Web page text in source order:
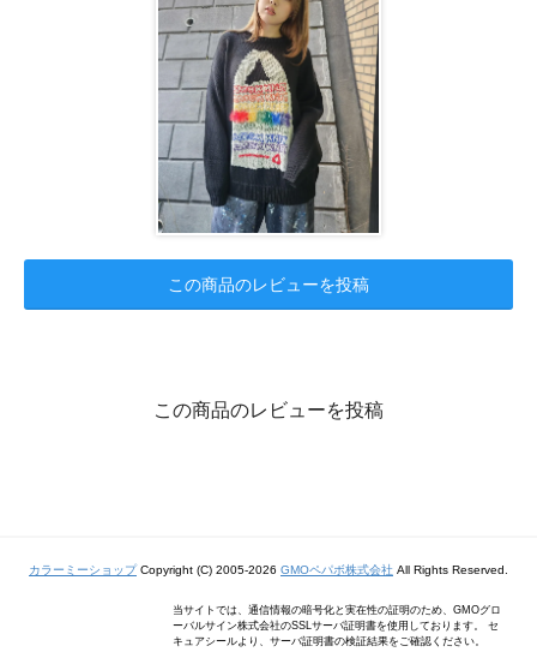
この商品のレビューを投稿
この商品のレビューを投稿
カラーミーショップCopyright (C) 2005-2026 GMOペパボ株式会社 All Rights Reserved.
当サイトでは、通信情報の暗号化と実在性の証明のため、GMOグロ
ーバルサイン株式会社のSSLサーバ証明書を使用しております。 セ
キュアシールより、サーバ証明書の検証結果をご確認ください。